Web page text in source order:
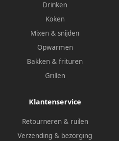
Drinken
Koken
Mixen & snijden
Opwarmen
Bakken & frituren
Grillen
Klantenservice
Retourneren & ruilen
Verzending & bezorging